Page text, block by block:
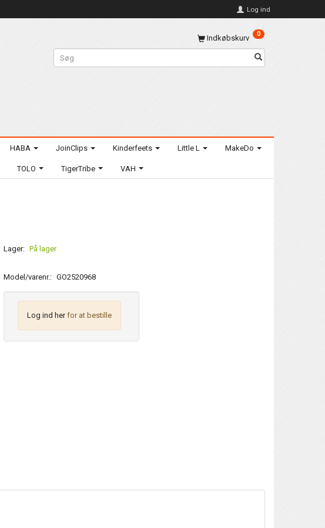
Log ind
Indkøbskurv 0
HABA JoinClips Kinderfeets Little L MakeDo
TOLO TigerTribe VAH
Lager: På lager
Model/varenr.: GO2520968
Log ind herfor at bestille